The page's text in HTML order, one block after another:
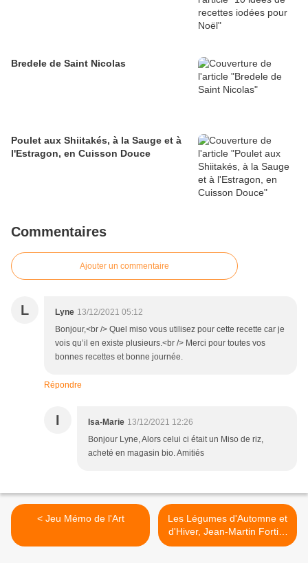
Bredele de Saint Nicolas
Poulet aux Shiitakés, à la Sauge et à
l'Estragon, en Cuisson Douce
Commentaires
Ajouter un commentaire
L Lyne 13/12/2021 05:12
Bonjour,<br /> Quel miso vous utilisez pour cette recette car je
vois qu’il en existe plusieurs.<br /> Merci pour toutes vos
bonnes recettes et bonne journée.
Répondre
I Isa-Marie 13/12/2021 12:26
Bonjour Lyne, Alors celui ci était un Miso de riz,
acheté en magasin bio. Amitiés
< Jeu Mémo de l'Art
Les Légumes d'Automne et
d'Hiver, Jean-Martin Fortier
>